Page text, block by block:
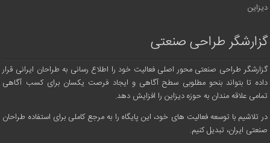
دیزاین
گزارشگر طراحی صنعتی
گزارشگر طراحی صنعتی محور اصلی فعالیت خود را اطلاع رسانی به طراحان ایرانی قرار
داده تا بتواند بنحو مطلوبی سطح آگاهی و ایجاد فرصت یکسان برای کسب آگاهی
تمامی علاقه مندان به حوزه دیزاین را افزایش دهد.
در تلاشیم با توسعه فعالیت های خود، این پایگاه را به مرجع کاملی برای استفاده طراحان
صنعتی ایران، تبدیل کنیم.